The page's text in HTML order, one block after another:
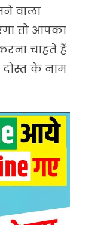
वाला
तो आपका
चाहते हैं
के नाम